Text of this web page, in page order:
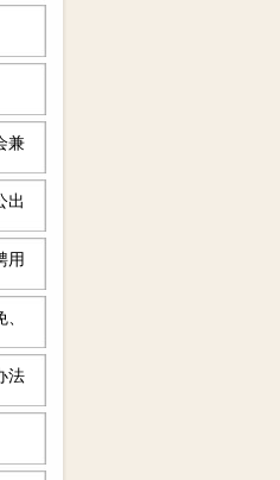
兼
出
用
法